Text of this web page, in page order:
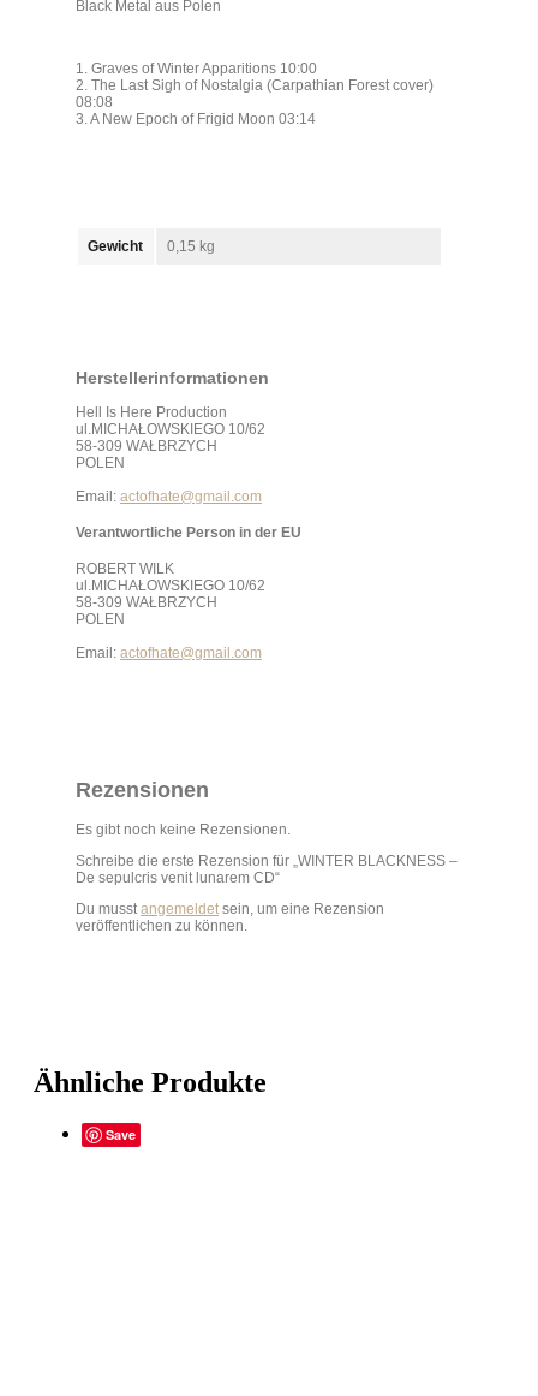
Black Metal aus Polen
1. Graves of Winter Apparitions 10:00
2. The Last Sigh of Nostalgia (Carpathian Forest cover)
08:08
3. A New Epoch of Frigid Moon 03:14
Gewicht 0,15 kg
Herstellerinformationen
Hell Is Here Production
ul.MICHAŁOWSKIEGO 10/62
58-309 WAŁBRZYCH
POLEN
Email: actofhate@gmail.com
Verantwortliche Person in der EU
ROBERT WILK
ul.MICHAŁOWSKIEGO 10/62
58-309 WAŁBRZYCH
POLEN
Email: actofhate@gmail.com
Rezensionen
Es gibt noch keine Rezensionen.
Schreibe die erste Rezension für „WINTER BLACKNESS –
De sepulcris venit lunarem CD“
Du musstangemeldetsein, um eine Rezension
veröffentlichen zu können.
Ähnliche Produkte
Save